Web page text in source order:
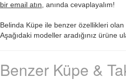
bir email atın , anında cevaplayalım!
Belinda Küpe ile benzer özellikleri olan
Aşağıdaki modeller aradığınız ürüne
Benzer Küpe &